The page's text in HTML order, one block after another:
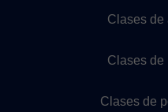
Clases de
Clases de
Clases de